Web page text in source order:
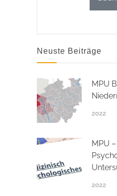
Neuste Beiträge
MPU
2022
MPU
2022